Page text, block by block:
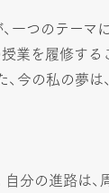
つのテーマ
業を履修す
今の私の夢
分の進路は